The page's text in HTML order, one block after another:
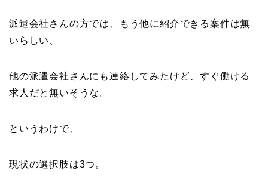
派遣会社さんの方では、もう他に紹介できる案件は無
いらしい、
他の派遣会社さんにも連絡してみたけど、すぐ働ける
求人だと無いそうな。
というわけで、
現状の選択肢は3つ。